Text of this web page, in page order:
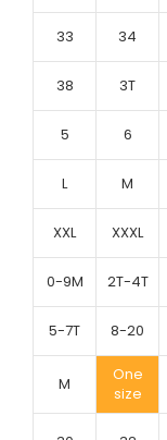
33 34
38 3T
5 6
L M
XXL XXXL
0-9M 2T-4T
5-7T 8-20
M
One
size